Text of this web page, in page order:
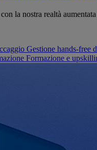
la nostra realtà
Gestione hands-free
Formazione e